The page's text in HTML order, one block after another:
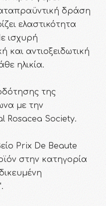
δράση
ελαστικότητα
ισχυρή
και αντιοξειδωτική
ηλικία.
της
με την
Rosacea Society.
Prix De Beaute
στην κατηγορία